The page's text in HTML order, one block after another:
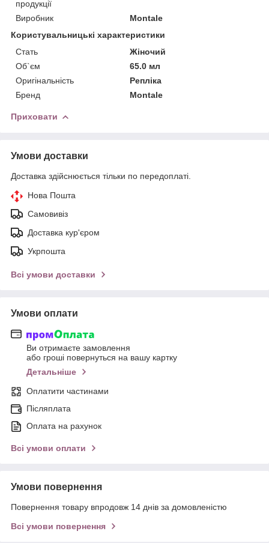
продукції
Виробник
Montale
Користувальницькі характеристики
Стать
Жіночий
Об`єм
65.0 мл
Оригінальність
Репліка
Бренд
Montale
Приховати
Умови доставки
Доставка здійснюється тільки по передоплаті.
Нова Пошта
Самовивіз
Доставка кур'єром
Укрпошта
Всі умови доставки
Умови оплати
Ви отримаєте замовлення
або гроші повернуться на вашу картку
Детальніше
Оплатити частинами
Післяплата
Оплата на рахунок
Всі умови оплати
Умови повернення
Повернення товару впродовж 14 днів за домовленістю
Всі умови повернення